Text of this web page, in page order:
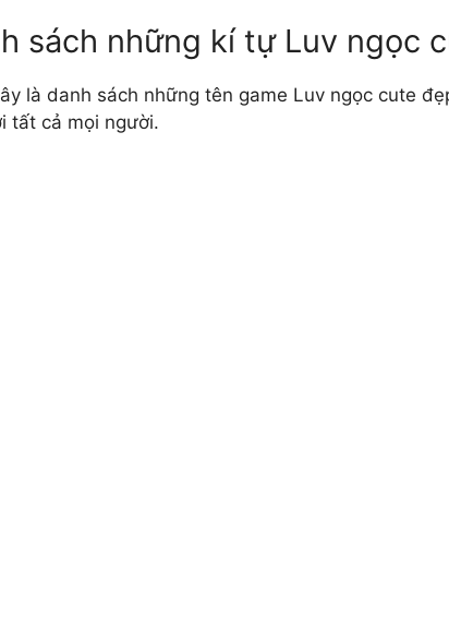
sách những kí tự Luv ngọc
là danh sách những tên game Luv ngọc cute
tất cả mọi người.